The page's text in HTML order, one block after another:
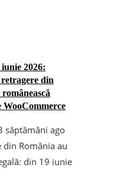
2026:
din
WooCommerce
săptămâni ago
din România au
din 19 iunie